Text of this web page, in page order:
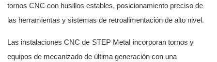
tornos CNC con husillos estables, posicionamiento preciso de
las herramientas y sistemas de retroalimentación de alto nivel.
Las instalaciones CNC de STEP Metal incorporan tornos y
equipos de mecanizado de última generación con una